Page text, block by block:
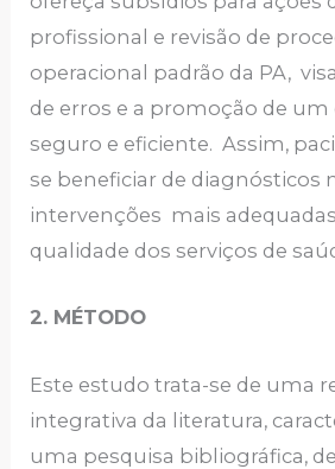
profissional e revisão de
operacional padrão da PA,
de erros e a promoção de
seguro e eficiente. Assim,
se beneficiar de diagnósticos
intervenções mais
qualidade dos serviços de
2. MÉTODO
Este estudo trata-se de uma
integrativa da literatura,
uma pesquisa bibliográfica,